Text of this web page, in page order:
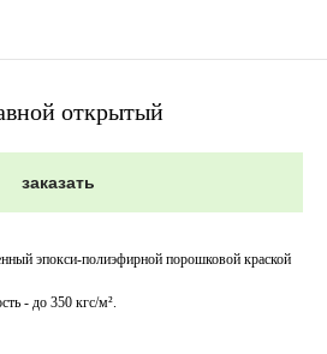
открытый
заказать
эпокси-полиэфирной порошковой краской
- до 350 кгс/м².